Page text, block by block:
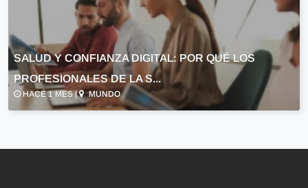
SALUD Y CONFIANZA DIGITAL: POR QUÉ LOS
PROFESIONALES DE LA S...
HACE 1 MES | MUNDO